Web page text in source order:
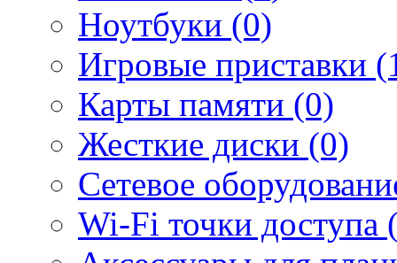
Ноутбуки (0)
Игровые приставки
Карты памяти (0)
Жесткие диски (0)
Сетевое
Wi-Fi точки доступа